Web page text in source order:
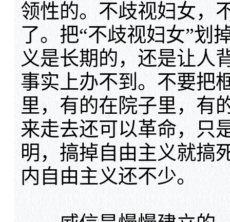
领性的。不歧视妇女，
了。把“不歧视妇女”划
义是长期的，还是让人
事实上办不到。不要把
里，有的在院子里，有
来走去还可以革命，只
明，搞掉自由主义就搞
内自由主义还不少。